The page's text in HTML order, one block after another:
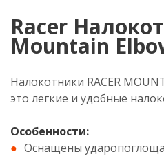
Racer
Mountain
Налокотники RACER
это легкие и удобные
Особенности:
Оснащены